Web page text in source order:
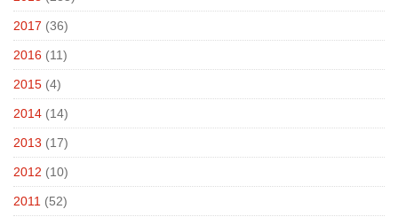
2017 (36)
2016 (11)
2015 (4)
2014 (14)
2013 (17)
2012 (10)
2011 (52)